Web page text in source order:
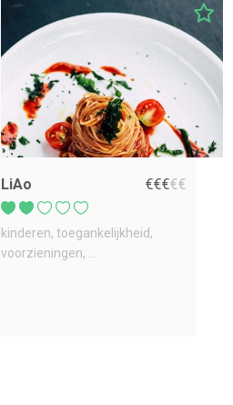
LiAo €€€€€
kinderen toegankelijkheid
voorzieningen